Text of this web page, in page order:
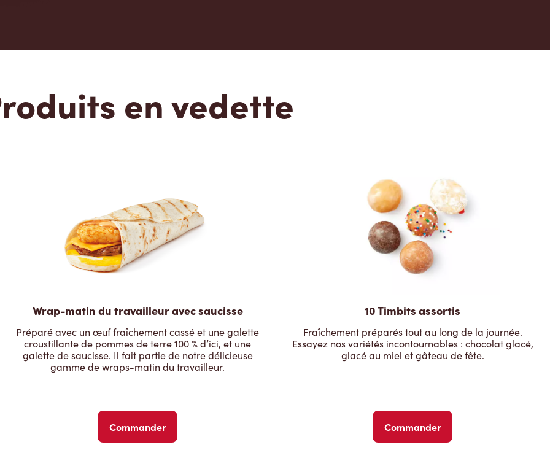
en vedette
Wrap-matin du travailleur avec saucisse
Préparé avec un œuf fraîchement cassé et une galette
croustillante de pommes de terre 100 % d’ici, et une
galette de saucisse. Il fait partie de notre délicieuse
gamme de wraps-matin du travailleur.
Commander
10 Timbits assortis
Fraîchement préparés tout au long de la journée.
Essayez nos variétés incontournables : chocolat glacé,
glacé au miel et gâteau de fête.
Commander